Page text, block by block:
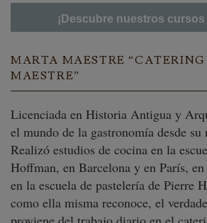
¡Descubre nuestros
MARTA MAESTRE “CATERING
MAESTRE”
Licenciada en Historia Antigua y
el mundo de la gastronomía desde su
Realizó estudios de cocina en la
Hoffman, en Barcelona y en París,
en la escuela de pastelería de Pierre
como ella misma reconoce, el